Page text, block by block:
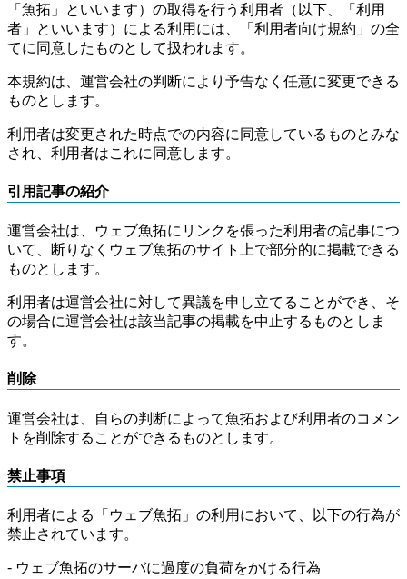
「魚拓」といいます）の取得を行う利用者（以下、「利用
者」といいます）による利用には、「利用者向け規約」の全
てに同意したものとして扱われます。
本規約は、運営会社の判断により予告なく任意に変更できる
ものとします。
利用者は変更された時点での内容に同意しているものとみな
され、利用者はこれに同意します。
引用記事の紹介
運営会社は、ウェブ魚拓にリンクを張った利用者の記事につ
いて、断りなくウェブ魚拓のサイト上で部分的に掲載できる
ものとします。
利用者は運営会社に対して異議を申し立てることができ、そ
の場合に運営会社は該当記事の掲載を中止するものとしま
す。
削除
運営会社は、自らの判断によって魚拓および利用者のコメン
トを削除することができるものとします。
禁止事項
利用者による「ウェブ魚拓」の利用において、以下の行為が
禁止されています。
- ウェブ魚拓のサーバに過度の負荷をかける行為